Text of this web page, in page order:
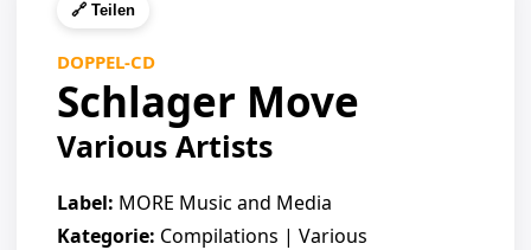
🔗 Teilen
DOPPEL-CD
Schlager Move
Various Artists
Label: MORE Music and Media
Kategorie: Compilations | Various